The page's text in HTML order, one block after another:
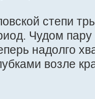
степи
Чудом пару
надолго
возле